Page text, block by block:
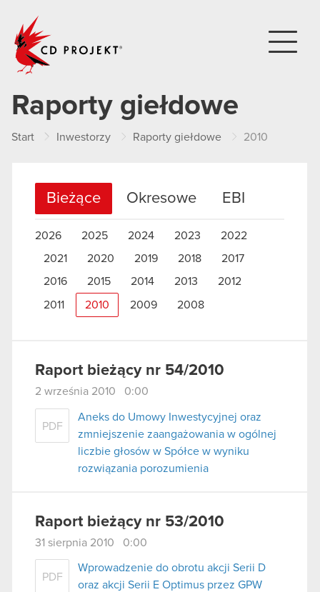
Raporty giełdowe
Start Inwestorzy Raporty giełdowe 2010
Bieżące Okresowe EBI
2026 2025 2024 2023
2022
2021
2020 2019 2018
2017
2016
2015 2014 2013 2012
2011 2010 2009 2008
Raport bieżący nr 54/2010
2 września 2010 0:00
PDF
Aneks do Umowy Inwestycyjnej oraz
zmniejszenie zaangażowania w ogólnej
liczbie głosów w Spółce w wyniku
rozwiązania porozumienia
Raport bieżący nr 53/2010
31 sierpnia 2010 0:00
PDF
Wprowadzenie do obrotu akcji Serii D
oraz akcji Serii E Optimus przez GPW